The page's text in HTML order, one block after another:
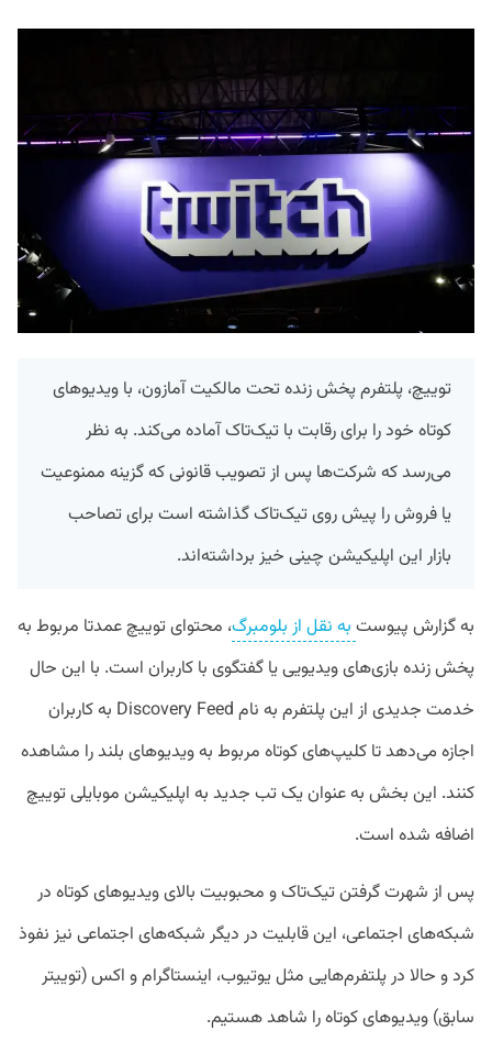
توییچ، پلتفرم پخش زنده تحت مالکیت آمازون،‌ با ویدیو‌های
کوتاه خود را برای رقابت با تیک‌تاک آماده می‌کند. به نظر
می‌رسد که شرکت‌ها پس از تصویب قانونی که گزینه ممنوعیت
یا فروش را پیش روی تیک‌تاک گذاشته است برای تصاحب
بازار این اپلیکیشن چینی خیز برداشته‌اند.
به گزارش پیوست به نقل از بلومبرگ، محتوای توییچ عمدتا مربوط به
پخش زنده بازی‌های ویدیویی یا گفتگوی با کاربران است. با این حال
خدمت جدیدی از این پلتفرم به نام Discovery Feed به کاربران
اجازه می‌دهد تا کلیپ‌های کوتاه مربوط به ویدیوهای بلند را مشاهده
کنند. این بخش به عنوان یک تب جدید به اپلیکیشن موبایلی توییچ
اضافه شده است.
پس از شهرت گرفتن تیک‌تاک و محبوبیت بالای ویدیو‌های کوتاه در
شبکه‌های اجتماعی، این قابلیت در دیگر شبکه‌های اجتماعی نیز نفوذ
کرد و حالا در پلتفرم‌هایی مثل یوتیوب، اینستاگرام و اکس (توییتر
سابق) ویدیو‌های کوتاه را شاهد هستیم.